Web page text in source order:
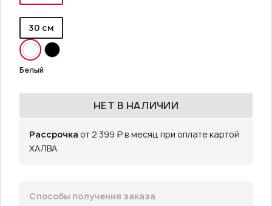
30 см
Белый
НЕТ В НАЛИЧИИ
Рассрочка от 2 399 ₽ в месяц при оплате картой
ХАЛВА.
Способы получения заказа